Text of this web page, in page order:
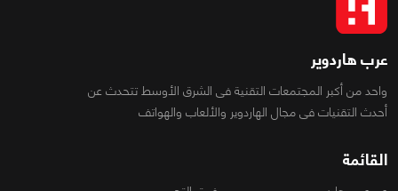
عرب هاردوير
واحد من أكبر المجتمعات التقنية فى الشرق الأوسط تتحدث عن
أحدث التقنيات فى مجال الهاردوير والألعاب والهواتف
القائمة